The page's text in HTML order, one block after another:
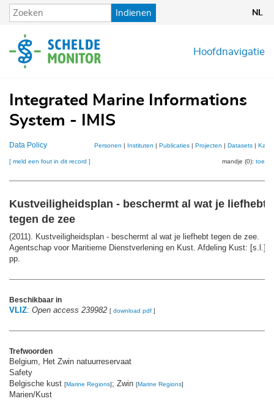
Overslaan
en
de
inhoud
Indienen NL
Hoofdnavigatie
Integrated Marine Informations
System - IMIS
Data Policy Personen | Instituten | Publicaties | Projecten | Datasets |
[ meld een fout in dit record ] mandje (0):
Kustveiligheidsplan - beschermt al wat je liefhebt
tegen de zee
(2011). Kustveiligheidsplan - beschermt al wat je liefhebt tegen de zee.
Agentschap voor Maritieme Dienstverlening en Kust. Afdeling Kust: [s.l.].
pp.
Beschikbaar in
VLIZ: Open access 239982 [ download pdf ]
Trefwoorden
Belgium, Het Zwin natuurreservaat
Safety
Belgische kust [Marine Regions]; Zwin [Marine Regions]
Marien/Kust